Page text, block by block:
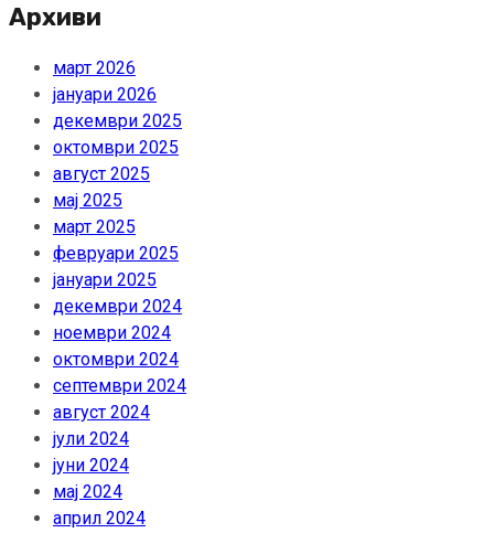
Архиви
март 2026
јануари 2026
декември 2025
октомври 2025
август 2025
мај 2025
март 2025
февруари 2025
јануари 2025
декември 2024
ноември 2024
октомври 2024
септември 2024
август 2024
јули 2024
јуни 2024
мај 2024
април 2024